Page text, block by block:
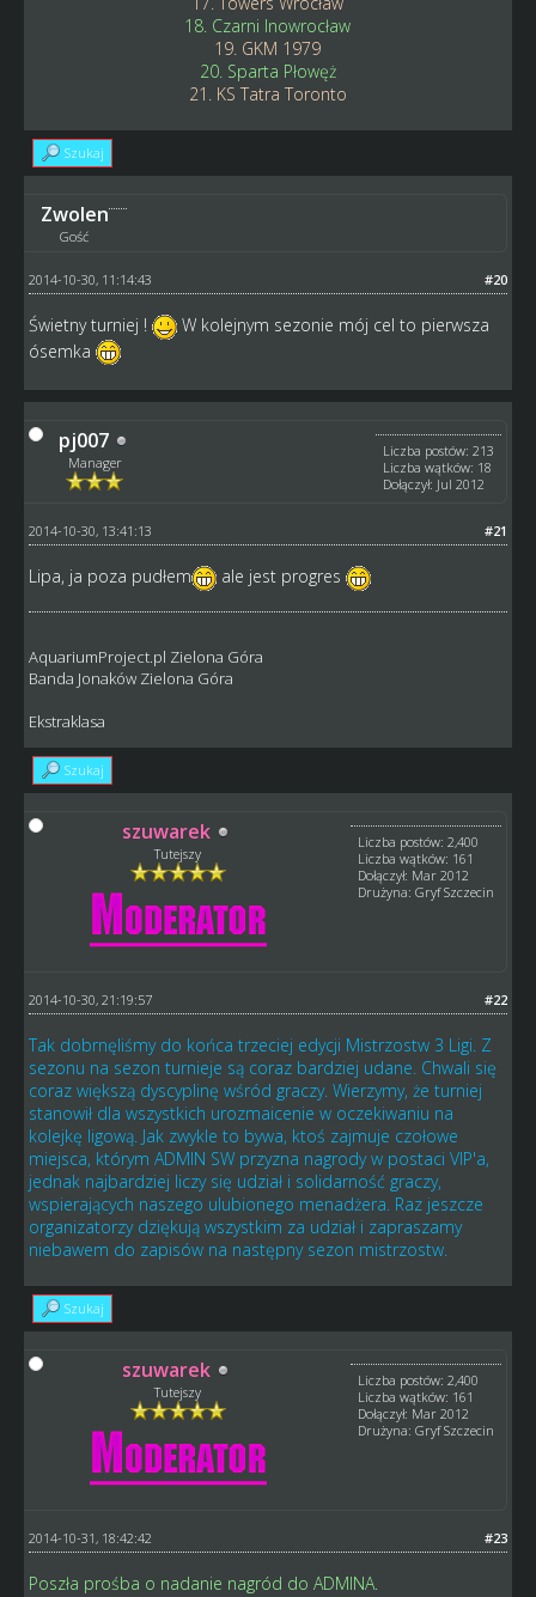
18. Czarni Inowrocław
19. GKM 1979
20. Sparta Płowęż
21. KS Tatra Toronto
Szukaj
Zwolen
Gość
#20
2014-10-30, 11:14:43
Świetny turniej !
W kolejnym sezonie mój cel to pierwsza
ósemka
pj007
Manager
Liczba postów: 213
Liczba wątków: 18
Dołączył: Jul 2012
#21
2014-10-30, 13:41:13
Lipa, ja poza pudłem ale jest progres
AquariumProject.pl Zielona Góra
Banda Jonaków Zielona Góra
Ekstraklasa
Szukaj
szuwarek
Tutejszy
Liczba postów: 2,400
Liczba wątków: 161
Dołączył: Mar 2012
Drużyna: Gryf Szczecin
#22
2014-10-30, 21:19:57
Tak dobrnęliśmy do końca trzeciej edycji Mistrzostw 3 Ligi. Z
sezonu na sezon turnieje są coraz bardziej udane. Chwali się
coraz większą dyscyplinę wśród graczy. Wierzymy, że turniej
stanowił dla wszystkich urozmaicenie w oczekiwaniu na
kolejkę ligową. Jak zwykle to bywa, ktoś zajmuje czołowe
miejsca, którym ADMIN SW przyzna nagrody w postaci VIP'a,
jednak najbardziej liczy się udział i solidarność graczy,
wspierających naszego ulubionego menadżera. Raz jeszcze
organizatorzy dziękują wszystkim za udział i zapraszamy
niebawem do zapisów na następny sezon mistrzostw.
Szukaj
szuwarek
Tutejszy
Liczba postów: 2,400
Liczba wątków: 161
Dołączył: Mar 2012
Drużyna: Gryf Szczecin
#23
2014-10-31, 18:42:42
Poszła prośba o nadanie nagród do ADMINA.